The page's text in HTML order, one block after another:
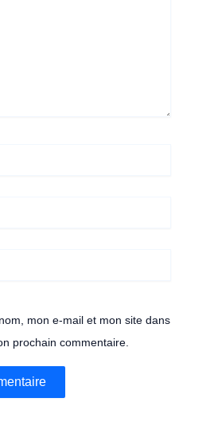
mon e-mail et mon site dans
prochain commentaire.